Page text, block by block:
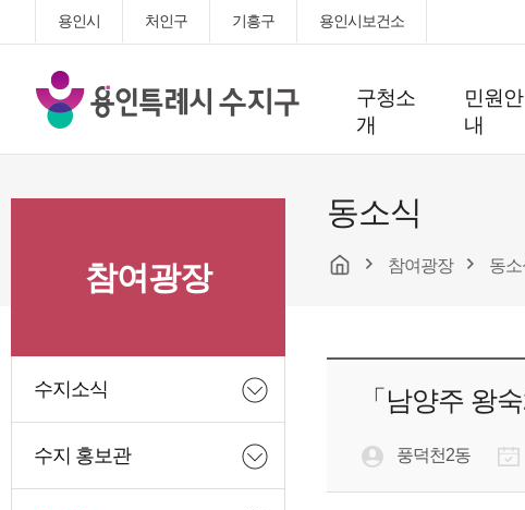
용인시 처인구 기흥구 용인시보건소
용
인
특
시
구청소
개
민원안
내
참여광장
수지소식
수지 홍보관
동소식
참여광장 동소
「남양주 왕
풍덕천2동